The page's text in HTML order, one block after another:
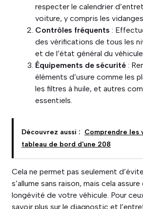
respecter le calendrier
voiture, y compris les vidanges
Contrôles fréquents :
des vérifications de tous les
et de l’état général du
Équipements de sécurité :
éléments d’usure comme les
les filtres à huile, et autres
essentiels.
Découvrez aussi : Comprendre les
tableau de bord d'une 208
Cela ne permet pas seulement
s’allume sans raison, mais cela
longévité de votre véhicule. Pour
savoir plus sur le diagnostic et